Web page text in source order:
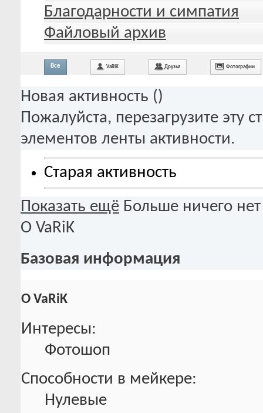
Благодарности и симпатия
Файловый архив
Все VaRiK Друзья Фотографии
Новая активность ()
Пожалуйста, перезагрузите эту
элементов ленты активности.
Старая активность
Показать ещё Больше ничего нет
О VaRiK
Базовая информация
О VaRiK
Интересы:
Фотошоп
Способности в мейкере:
Нулевые